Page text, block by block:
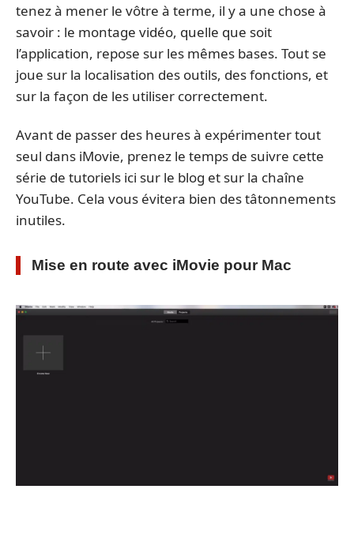
tenez à mener le vôtre à terme, il y a une chose à
savoir : le montage vidéo, quelle que soit
l’application, repose sur les mêmes bases. Tout se
joue sur la localisation des outils, des fonctions, et
sur la façon de les utiliser correctement.
Avant de passer des heures à expérimenter tout
seul dans iMovie, prenez le temps de suivre cette
série de tutoriels ici sur le blog et sur la chaîne
YouTube. Cela vous évitera bien des tâtonnements
inutiles.
Mise en route avec iMovie pour Mac